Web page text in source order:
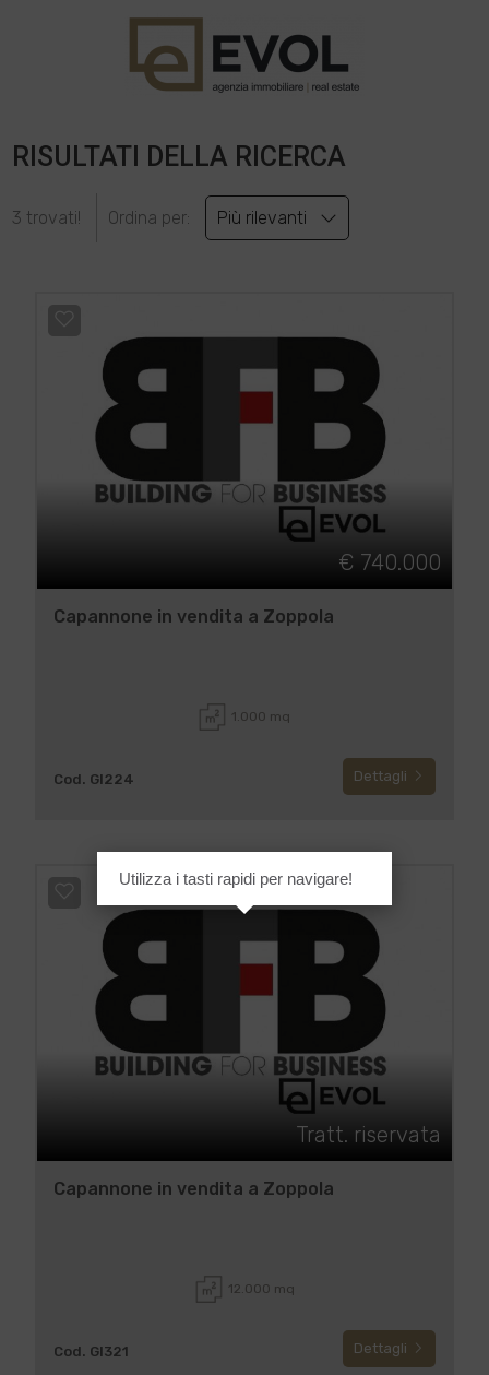
RISULTATI DELLA RICERCA
3 trovati! Ordina per: Più rilevanti
€ 740.000
Capannone in vendita a Zoppola
1.000 mq
Cod. GI224 Dettagli
Tratt. riservata
Capannone in vendita a Zoppola
12.000 mq
Cod. GI321 Dettagli
Utilizza i tasti rapidi per navigare!